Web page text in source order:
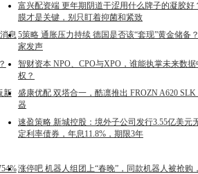
富兴配资端 更年期阴道干涩用什么牌子的凝胶好
膜才是关键，别只盯着抑菌和紧致
息 5策略 通胀压力持续 德国是否该“套现”黄金储备
家发声
智财资本 NPO、CPO与XPO，谁能执掌未来数
权？
新
盛康优配 双塔合一，酷凛推出 FROZN A620
器
速盈策略 新城控股：境外子公司发行3.55亿美元
定利率债券，年息11.8%，期限3年
涨停吧 机器人组团上“春晚”，同款机器人被抢购